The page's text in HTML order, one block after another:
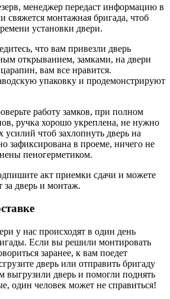
менеджер передаст информацию в
свяжется монтажная бригада, чтоб
установки двери.
что вам привезли дверь
открыванием, замками, на двери
вам все нравится.
упаковку и продемонстрируют
работу замков, при полном
ручка хорошо укреплена, не нужно
чтоб захлопнуть дверь на
зафиксирована в проеме, ничего не
пеногерметиком.
акт приемки сдачи и можете
за дверь и монтаж.
у нас происходят в один день
Если вы решили монтировать
заранее, к вам поедет
дверь или отправить бригаду
выгрузили дверь и помогли поднять
один человек может не справиться!